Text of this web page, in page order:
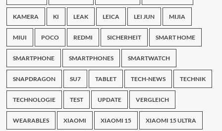
KAMERA KI LEAK LEICA LEI JUN MIJIA
MIUI POCO REDMI SICHERHEIT SMART HOME
SMARTPHONE SMARTPHONES SMARTWATCH
SNAPDRAGON SU7 TABLET TECH-NEWS TECHNIK
TECHNOLOGIE TEST UPDATE VERGLEICH
WEARABLES XIAOMI XIAOMI 15 XIAOMI 15 ULTRA